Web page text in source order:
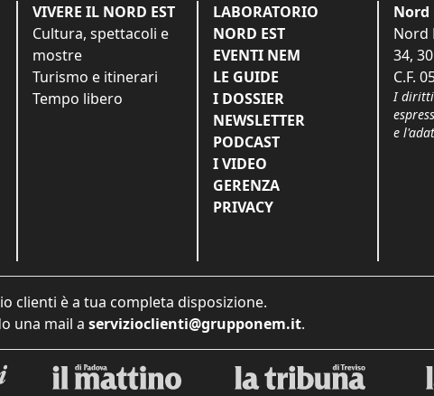
VIVERE IL NORD EST
Cultura, spettacoli e
mostre
Turismo e itinerari
Tempo libero
LABORATORIO
NORD EST
EVENTI NEM
LE GUIDE
I DOSSIER
NEWSLETTER
PODCAST
I VIDEO
GERENZA
PRIVACY
Nord
Nord
34,
C.F.
I diritti
e
clienti è a tua completa disposizione.
una mail a servizioclienti@grupponem.it.